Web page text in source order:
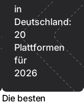
in
Deutschland:
20
Plattformen
für
2026
Die besten